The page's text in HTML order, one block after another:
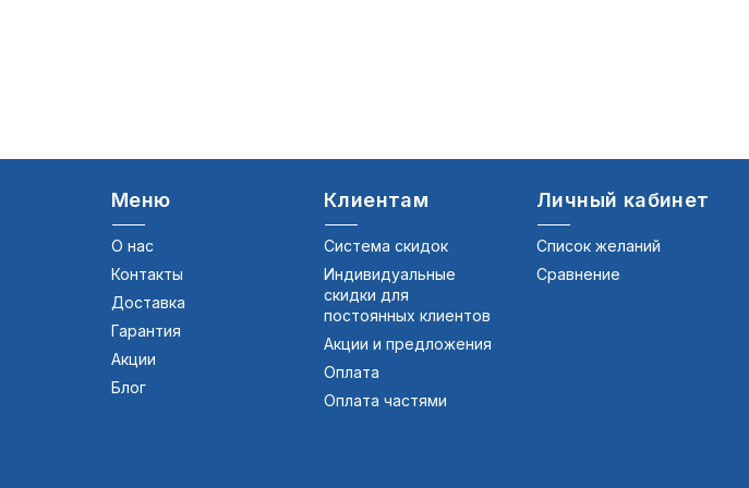
Меню
О нас
Контакты
Доставка
Гарантия
Акции
Блог
Клиентам
Система скидок
Индивидуальные
скидки для
постоянных клиентов
Акции и предложения
Оплата
Оплата частями
Личный кабинет
Список желаний
Сравнение